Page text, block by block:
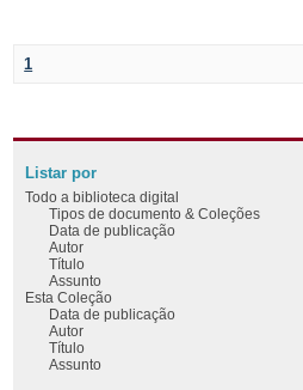
1
Listar por
Todo a biblioteca digital
Tipos de documento & Coleções
Data de publicação
Autor
Título
Assunto
Esta Coleção
Data de publicação
Autor
Título
Assunto